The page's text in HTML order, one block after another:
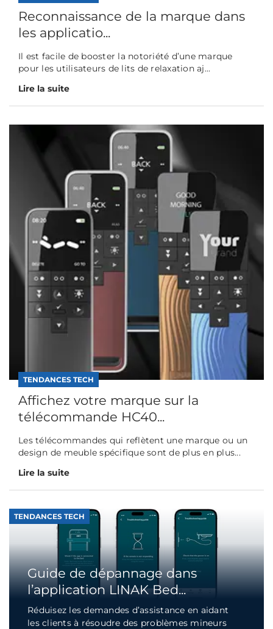
Reconnaissance de la marque dans
les applicatio...
Il est facile de booster la notoriété d’une marque
pour les utilisateurs de lits de relaxation aj...
Lire la suite
TENDANCES TECH
Affichez votre marque sur la
télécommande HC40...
Les télécommandes qui reflètent une marque ou un
design de meuble spécifique sont de plus en plus...
Lire la suite
TENDANCES TECH
Guide de dépannage dans
l’application LINAK Bed...
Réduisez les demandes d’assistance en aidant
les clients à résoudre des problèmes mineurs